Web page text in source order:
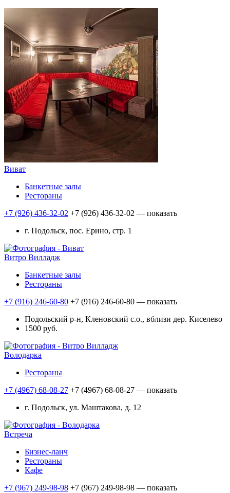
Виват
Банкетные залы
Рестораны
+7 (926) 436-32-02 +7 (926) 436-32-02 — показать
г. Подольск, пос. Ерино, стр. 1
Витро Вилладж
Банкетные залы
Рестораны
+7 (916) 246-60-80 +7 (916) 246-60-80 — показать
Подольский р-н, Кленовский с.о., вблизи дер. Киселево
1500 руб.
Володарка
Рестораны
+7 (4967) 68-08-27 +7 (4967) 68-08-27 — показать
г. Подольск, ул. Маштакова, д. 12
Встреча
Бизнес-ланч
Рестораны
Кафе
+7 (967) 249-98-98 +7 (967) 249-98-98 — показать